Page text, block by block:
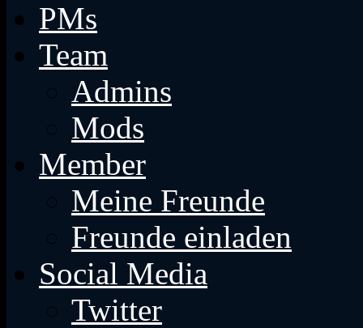
PMs
Team
Admins
Mods
Member
Meine Freunde
Freunde einladen
Social Media
Twitter